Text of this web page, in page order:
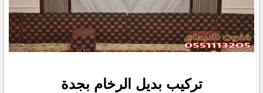
تركيب بديل الرخام بجدة